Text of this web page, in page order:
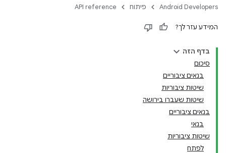
Android Developers פיתוח API reference
המידע עזר לך?
בדף הזה
סיכום
בנאים ציבוריים
שיטות ציבוריות
שיטות שעברו בירושה
בנאים ציבוריים
בנאי
שיטות ציבוריות
לפתח